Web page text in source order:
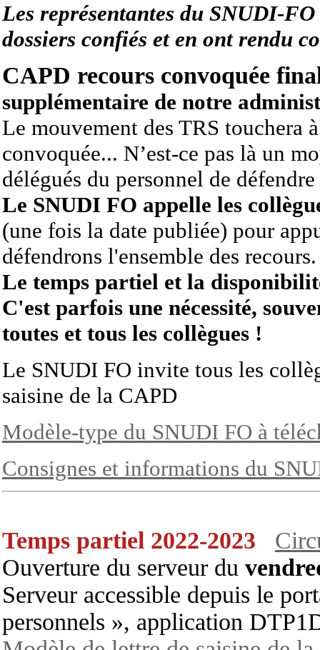
Les représentantes du SNUDI-
dossiers confiés et en ont rendu
CAPD recours convoquée
supplémentaire de notre
Le mouvement des TRS touchera
convoquée... N’est-ce pas là un
délégués du personnel de
Le SNUDI FO appelle les
(une fois la date publiée) pour
défendrons l'ensemble des
Le temps partiel et la
C'est parfois une nécessité,
toutes et tous les collègues !
Le SNUDI FO invite tous les
saisine de la CAPD
Modèle-type du SNUDI FO à
Consignes et informations du
Temps partiel 2022-2023
Ouverture du serveur du
Serveur accessible depuis le
personnels », application